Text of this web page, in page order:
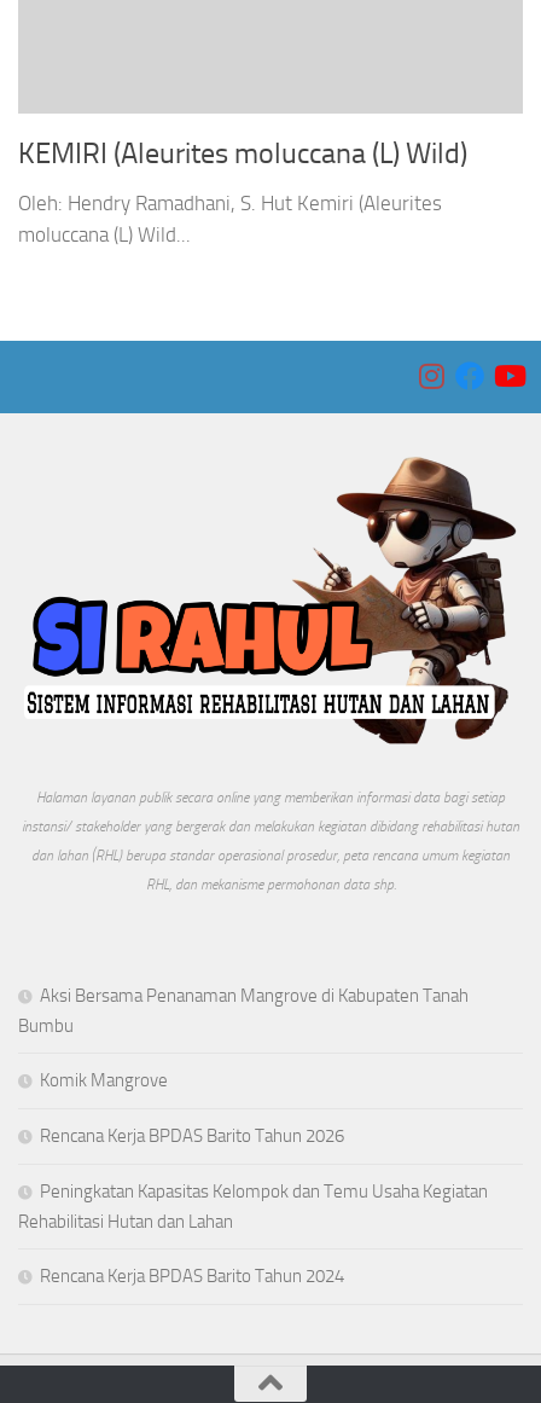
KEMIRI (Aleurites moluccana (L) Wild)
Oleh: Hendry Ramadhani, S. Hut Kemiri (Aleurites
moluccana (L) Wild...
Halaman layanan publik secara online yang memberikan informasi data bagi setiap
instansi/ stakeholder yang bergerak dan melakukan kegiatan dibidang rehabilitasi hutan
dan lahan (RHL) berupa standar operasional prosedur, peta rencana umum kegiatan
RHL, dan mekanisme permohonan data shp.
Aksi Bersama Penanaman Mangrove di Kabupaten Tanah
Bumbu
Komik Mangrove
Rencana Kerja BPDAS Barito Tahun 2026
Peningkatan Kapasitas Kelompok dan Temu Usaha Kegiatan
Rehabilitasi Hutan dan Lahan
Rencana Kerja BPDAS Barito Tahun 2024